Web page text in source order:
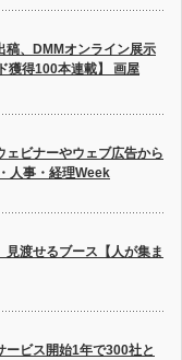
稿、DMMオンライン展示
獲得100本連載】 画屋
ビナーやウェブ広告から
人事・経理Week
渡せるブース【人が集ま
ービス開始1年で300社と